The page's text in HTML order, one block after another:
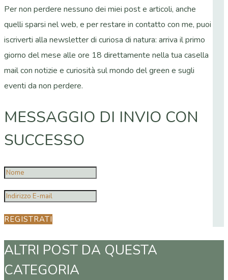
Per non perdere nessuno dei miei post e articoli, anche
quelli sparsi nel web, e per restare in contatto con me, puoi
iscriverti alla newsletter di curiosa di natura: arriva il primo
giorno del mese alle ore 18 direttamente nella tua casella
mail con notizie e curiosità sul mondo del green e sugli
eventi da non perdere.
MESSAGGIO DI INVIO CON
SUCCESSO
REGISTRATI
ALTRI POST DA QUESTA
CATEGORIA